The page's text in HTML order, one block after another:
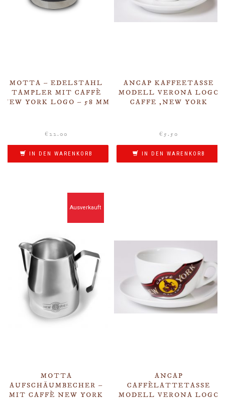
MOTTA – EDELSTAHL
TAMPLER MIT CAFFÈ
NEW YORK LOGO – 58 MM
€ 22.00
IN DEN WARENKORB
ANCAP KAFFEETASSE
MODELL VERONA LOGO
CAFFE ‚NEW YORK
€ 5.50
IN DEN WARENKORB
MOTTA
AUFSCHÄUMBECHER –
MIT CAFFÈ NEW YORK
Ausverkauft
ANCAP
CAFFÈLATTETASSE
MODELL VERONA LOGO